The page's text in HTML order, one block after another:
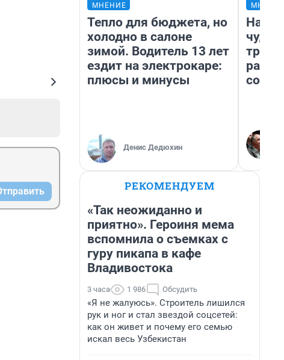
МНЕНИЕ
Тепло для бюджета, но
холодно в салоне
зимой. Водитель 13 лет
ездит на электрокаре:
плюсы и минусы
Денис Дедюхин
РЕКОМЕНДУЕМ
«Так неожиданно и
приятно». Героиня мема
вспомнила о съемках с
гуру пикапа в кафе
Владивостока
3 часа 1 986 Обсудить
«Я не жалуюсь». Строитель лишился
рук и ног и стал звездой соцсетей:
как он живет и почему его семью
искал весь Узбекистан